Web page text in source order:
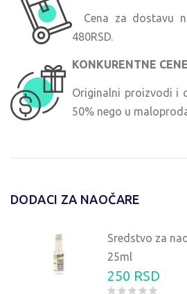
Cena za dostavu
480RSD.
KONKURENTNE CENE
Originalni proizvodi i
50% nego u
DODACI ZA NAOČARE
Sredstvo za
25ml
250 RSD